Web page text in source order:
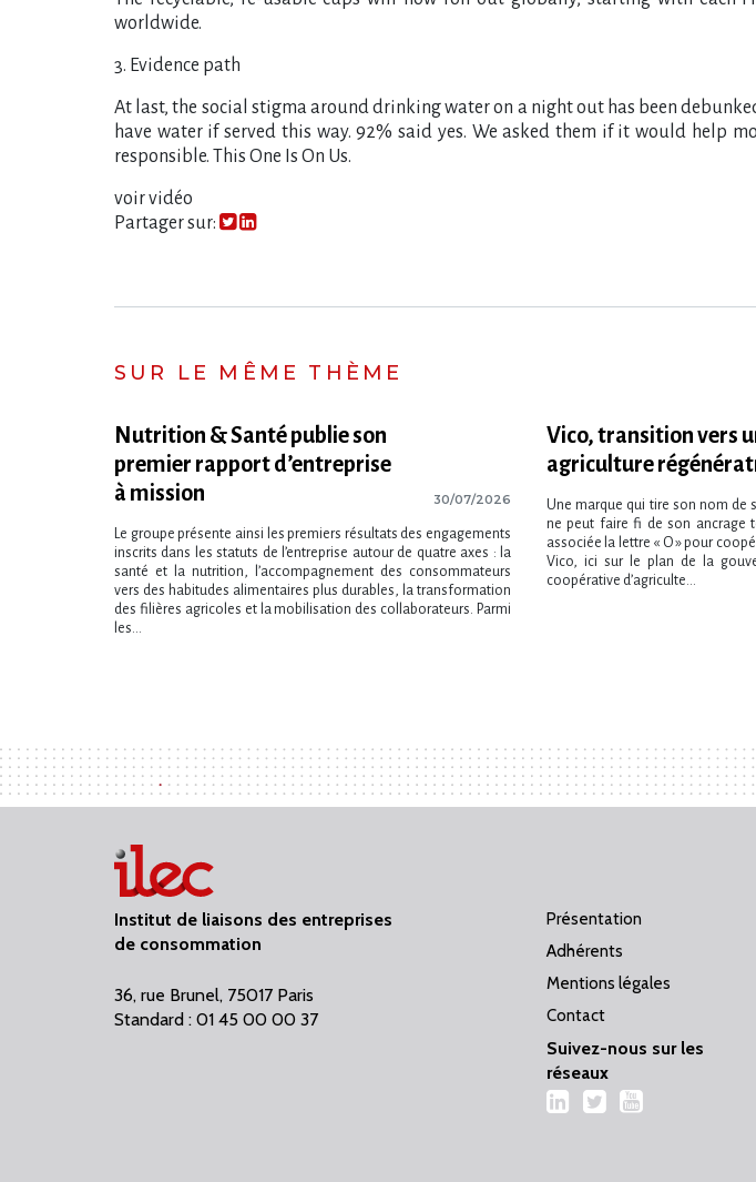
worldwide.
3. Evidence path
At last, the social stigma around drinking water on a night out has been
have water if served this way. 92% said yes. We asked them if it would help
responsible. This One Is On Us.
voir vidéo
Partager sur:
SUR LE MÊME THÈME
Nutrition & Santé publie son
premier rapport d’entreprise
à mission
30/07/2026
Le groupe présente ainsi les premiers résultats des engagements
inscrits dans les statuts de l​‌’entreprise autour de quatre axes : la
santé et la nutrition, l​‌’accompagnement des consommateurs
vers des habitudes alimentaires plus durables, la transformation
des filières agricoles et la mobilisation des collaborateurs. Parmi
les...
Vico, transition vers
agriculture
Une marque qui tire son nom de
ne peut faire fi de son ancrage
associée la lettre « O » pour
Vico, ici sur le plan de la
coopérative d’agriculte...
Institut de liaisons des entreprises
de consommation
36, rue Brunel, 75017 Paris
Standard : 01 45 00 00 37
Présentation
Adhérents
Mentions légales
Contact
Suivez-nous sur les
réseaux
LinkedIn
TwitterYouTube